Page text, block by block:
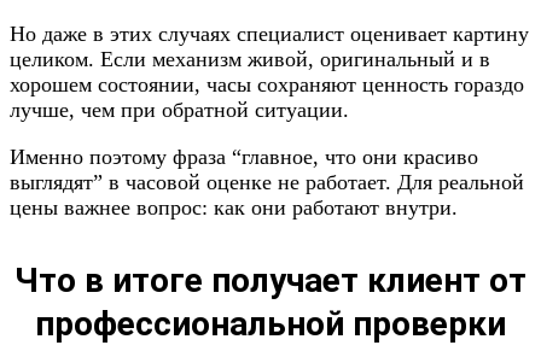
Но даже в этих случаях специалист оценивает картину
целиком. Если механизм живой, оригинальный и в
хорошем состоянии, часы сохраняют ценность гораздо
лучше, чем при обратной ситуации.
Именно поэтому фраза “главное, что они красиво
выглядят” в часовой оценке не работает. Для реальной
цены важнее вопрос: как они работают внутри.
Что в итоге получает клиент от
профессиональной проверки